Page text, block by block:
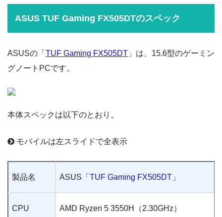
ASUS TUF Gaming FX505DTのスペック
ASUSの「 TUF Gaming FX505DT 」は、15.6型のゲーミン
グノートPCです。
本体スペックは以下のとおり。
モバイルは左スライドで全表示
製品名 ASUS「 TUF Gaming FX505DT 」
CPU AMD Ryzen 5 3550H（2.30GHz）